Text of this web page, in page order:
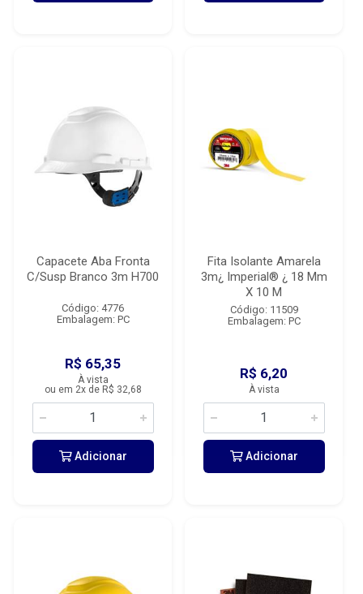
Capacete Aba Fronta
C/Susp Branco 3m H700
Código: 4776
Embalagem: PC
R$ 65,35
À vista
ou em 2x de R$ 32,68
Adicionar
Fita Isolante Amarela
3m¿ Imperial® ¿ 18 Mm
X 10 M
Código: 11509
Embalagem: PC
R$ 6,20
À vista
Adicionar